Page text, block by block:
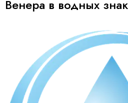
Венера в водных